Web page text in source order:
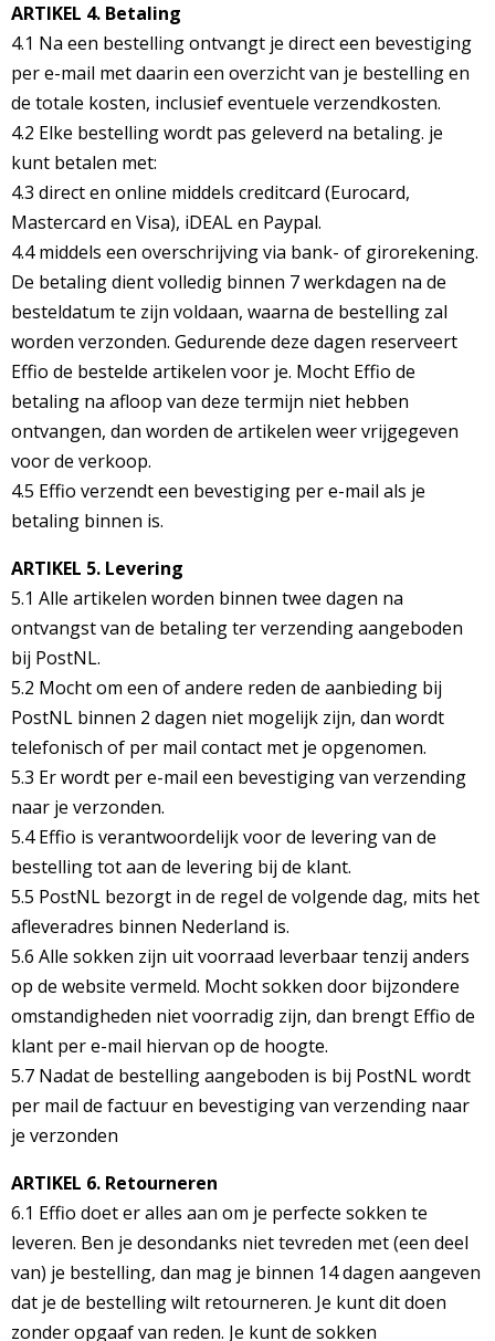
ARTIKEL 4. Betaling
4.1 Na een bestelling ontvangt je direct een bevestiging
per e-mail met daarin een overzicht van je bestelling en
de totale kosten, inclusief eventuele verzendkosten.
4.2 Elke bestelling wordt pas geleverd na betaling. je
kunt betalen met:
4.3 direct en online middels creditcard (Eurocard,
Mastercard en Visa), iDEAL en Paypal.
4.4 middels een overschrijving via bank- of girorekening.
De betaling dient volledig binnen 7 werkdagen na de
besteldatum te zijn voldaan, waarna de bestelling zal
worden verzonden. Gedurende deze dagen reserveert
Effio de bestelde artikelen voor je. Mocht Effio de
betaling na afloop van deze termijn niet hebben
ontvangen, dan worden de artikelen weer vrijgegeven
voor de verkoop.
4.5 Effio verzendt een bevestiging per e-mail als je
betaling binnen is.
ARTIKEL 5. Levering
5.1 Alle artikelen worden binnen twee dagen na
ontvangst van de betaling ter verzending aangeboden
bij PostNL.
5.2 Mocht om een of andere reden de aanbieding bij
PostNL binnen 2 dagen niet mogelijk zijn, dan wordt
telefonisch of per mail contact met je opgenomen.
5.3 Er wordt per e-mail een bevestiging van verzending
naar je verzonden.
5.4 Effio is verantwoordelijk voor de levering van de
bestelling tot aan de levering bij de klant.
5.5 PostNL bezorgt in de regel de volgende dag, mits het
afleveradres binnen Nederland is.
5.6 Alle sokken zijn uit voorraad leverbaar tenzij anders
op de website vermeld. Mocht sokken door bijzondere
omstandigheden niet voorradig zijn, dan brengt Effio de
klant per e-mail hiervan op de hoogte.
5.7 Nadat de bestelling aangeboden is bij PostNL wordt
per mail de factuur en bevestiging van verzending naar
je verzonden
ARTIKEL 6. Retourneren
6.1 Effio doet er alles aan om je perfecte sokken te
leveren. Ben je desondanks niet tevreden met (een deel
van) je bestelling, dan mag je binnen 14 dagen aangeven
dat je de bestelling wilt retourneren. Je kunt dit doen
zonder opgaaf van reden. Je kunt de sokken